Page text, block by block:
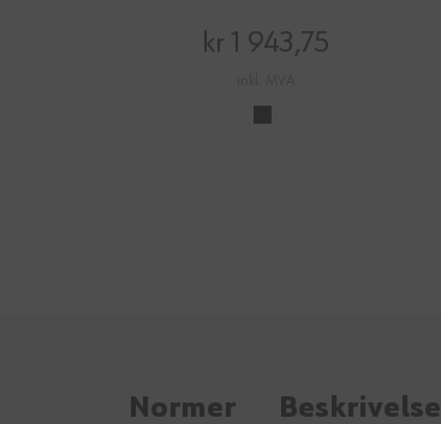
kr 1 943,75
Normer Beskrivelse